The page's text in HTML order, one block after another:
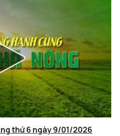
thứ 6 ngày 9/01/2026